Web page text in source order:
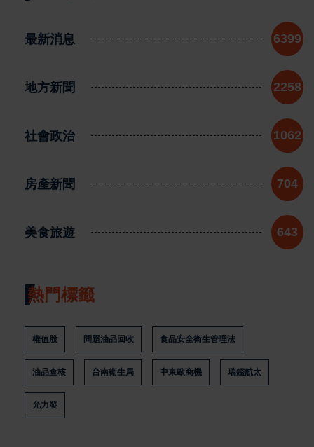
最新消息 6399
地方新聞 2258
社會政治 1062
房產新聞 704
美食旅遊 643
熱門標籤
權值股 問題油品回收 食品安全衛生管理法
油品查核 台南衛生局 中東歐商機 瑞鑑航太
允力發